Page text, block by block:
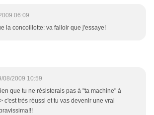
06:09
la concoillotte: va falloir que j'essaye!
08/2009 10:59
que tu ne résisterais pas à "ta machine" à
c'est très réussi et tu vas devenir une vrai